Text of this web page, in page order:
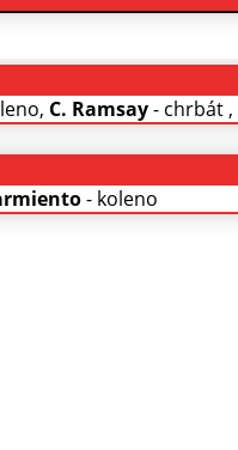
C. Ramsay- chrbát ,
- koleno